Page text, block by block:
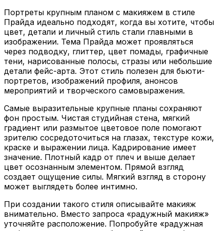
Прайда идеально подходят, когда вы хотите, чтобы
цвет, детали и личный стиль стали главными в
изображении. Тема Прайда может проявляться
через подводку, глиттер, цвет помады, графичные
тени, нарисованные полосы, стразы или небольшие
детали фейс-арта. Этот стиль полезен для бьюти-
портретов, изображений профиля, анонсов
мероприятий и творческого самовыражения.
Самые выразительные крупные планы сохраняют
фон простым. Чистая студийная стена, мягкий
градиент или размытое цветовое поле помогают
зрителю сосредоточиться на глазах, текстуре кожи,
краске и выражении лица. Кадрирование имеет
значение. Плотный кадр от плеч и выше делает
цвет осознанным элементом. Прямой взгляд
создает ощущение силы. Мягкий взгляд в сторону
может выглядеть более интимно.
При создании такого стиля описывайте макияж
внимательно. Вместо запроса «радужный макияж»
уточняйте расположение. Попробуйте «радужная
графичная подводка», «небольшой рисунок флага